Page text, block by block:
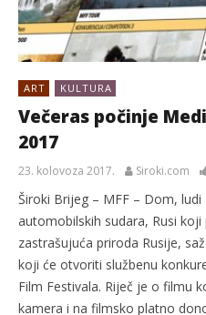
ART KULTURA
Večeras počinje
2017
23. kolovoza 2017. Siroki.com
Široki Brijeg – MFF – Dom,
automobilskih sudara, Rusi
zastrašujuća priroda Rusije,
koji će otvoriti službenu
Film Festivala. Riječ je o filmu
kamera i na filmsko platno